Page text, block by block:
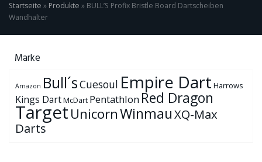
Startseite » Produkte » BULL’S Profix Bristle Board Dartscheiben
Wandhalter
Marke
Amazon Bull´sCuesoul Empire Dart Harrows
Kings DartMcDart Pentathlon Red Dragon
TargetUnicornWinmauXQ-Max
Darts